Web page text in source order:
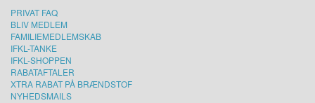
PRIVAT FAQ
BLIV MEDLEM
FAMILIEMEDLEMSKAB
IFKL-TANKE
IFKL-SHOPPEN
RABATAFTALER
XTRA RABAT PÅ BRÆNDSTOF
NYHEDSMAILS